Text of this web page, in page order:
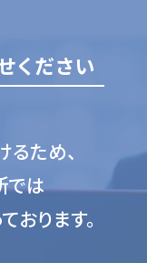
ください
ため、
では
おります。